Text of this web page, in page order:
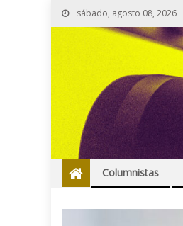
sábado, agosto 08, 2026
Columnistas